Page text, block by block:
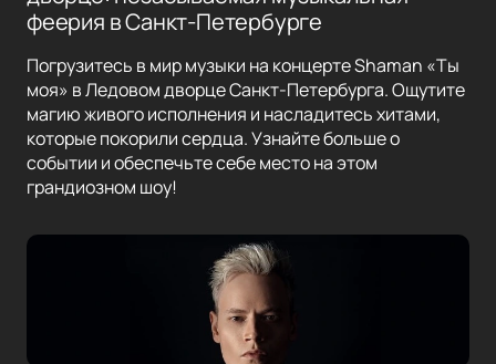
феерия в Санкт-Петербурге
Погрузитесь в мир музыки на концерте Shaman «Ты
моя» в Ледовом дворце Санкт-Петербурга. Ощутите
магию живого исполнения и насладитесь хитами,
которые покорили сердца. Узнайте больше о
событии и обеспечьте себе место на этом
грандиозном шоу!